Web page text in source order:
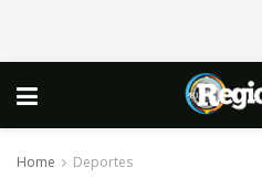
Home Deportes